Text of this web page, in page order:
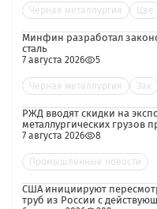
Черная металлургия Цве
Минфин разработал
сталь
7 августа 2026 5
Черная металлургия Зак
РЖД вводят скидки на
металлургических грузов
7 августа 2026 8
Промышленные новости
США инициируют
труб из России с